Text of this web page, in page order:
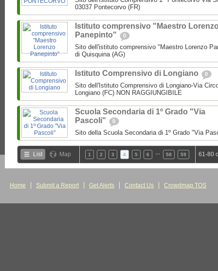
03037 Pontecorvo (FR)
Istituto comprensivo "Maestro
Panepinto"
0
Sito dell'istituto comprensivo "Maestro Lorenzo
di Quisquina (AG)
Istituto Comprensivo di Longiano 0
Sito dell'Istituto Comprensivo di Longiano-Via
Longiano (FC) NON RAGGIUNGIBILE
Scuola Secondaria di 1º Grado "Via
Pascoli"
0
Sito della Scuola Secondaria di 1º Grado "Via
List Map 1 2 3 4 5 6 58 59 61-80
Home Submit a Report Get Alerts Contact Us Crowdmap TOS